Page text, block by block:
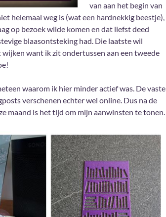
van aan het begin van
helemaal weg is (wat een hardnekkig beestje),
op bezoek wilde komen en dat liefst deed
blaasontsteking had. Die laatste wil
wijken want ik zit ondertussen aan een tweede
waarom ik hier minder actief was. De vaste
verschenen echter wel online. Dus na de
maand is het tijd om mijn aanwinsten te tonen.